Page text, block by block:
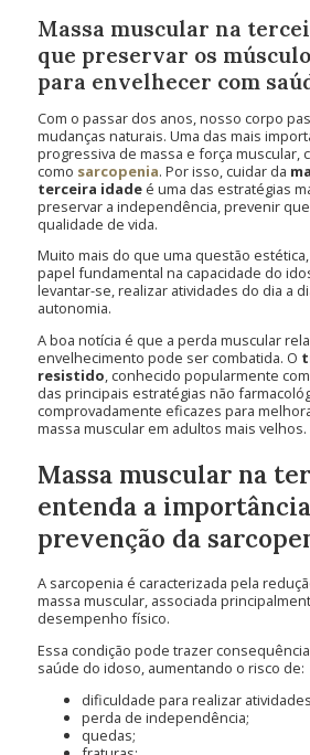
Massa muscular na
que preservar os
para envelhecer com
Com o passar dos anos, nosso corpo
mudanças naturais. Uma das mais
progressiva de massa e força muscular,
como sarcopenia. Por isso, cuidar da
terceira idade é uma das estratégias
preservar a independência, prevenir
qualidade de vida.
Muito mais do que uma questão
papel fundamental na capacidade do
levantar-se, realizar atividades do dia a
autonomia.
A boa notícia é que a perda muscular
envelhecimento pode ser combatida. O
resistido, conhecido popularmente
das principais estratégias não
comprovadamente eficazes para
massa muscular em adultos mais velhos.
Massa muscular na
entenda a
prevenção da
A sarcopenia é caracterizada pela
massa muscular, associada
desempenho físico.
Essa condição pode trazer
saúde do idoso, aumentando o risco de:
dificuldade para realizar
perda de independência;
quedas;